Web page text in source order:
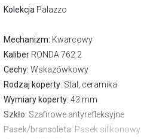
Kolekcja Palazzo
Mechanizm: Kwarcowy
Kaliber RONDA 762.2
Cechy: Wskazówkowy
Rodzaj koperty: Stal, ceramika
Wymiary koperty: 43 mm
Szkło: Szafirowe antyrefleksyjne
Pasek/bransoleta: Pasek silikonowy